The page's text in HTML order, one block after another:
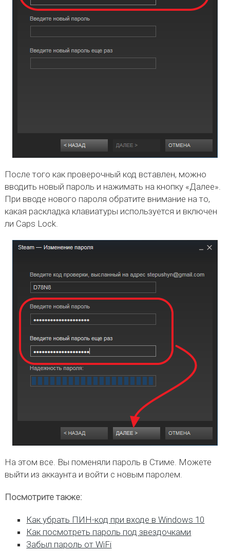
После того как проверочный код вставлен, можно
вводить новый пароль и нажимать на кнопку «Далее».
При вводе нового пароля обратите внимание на то,
какая раскладка клавиатуры используется и включен
ли Caps Lock.
На этом все. Вы поменяли пароль в Стиме. Можете
выйти из аккаунта и войти с новым паролем.
Посмотрите также:
Как убрать ПИН-код при входе в Windows 10
Как посмотреть пароль под звездочками
Забыл пароль от WiFi